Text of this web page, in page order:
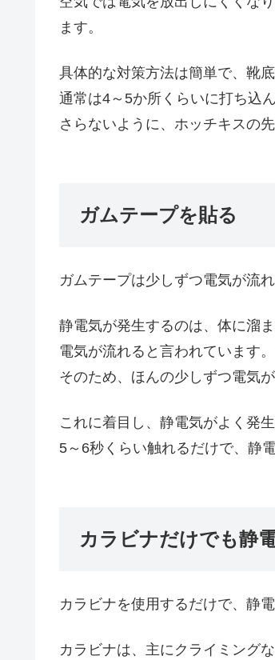
ます。
具体的な対策方法は簡単で、靴
通常は4～5か所くらいに打ち込
さらないように、ホッチキスの
ガムテープを貼る
ガムテープは少しずつ電気が流
静電気が発生するのは、体に溜
電気が流れると言われています
そのため、ほんの少しずつ電気
これに着目し、静電気がよく発
5～6秒くらい触れるだけで、静
カラビナだけでも静
カラビナを使用するだけで、静
カラビナは、主にクライミング